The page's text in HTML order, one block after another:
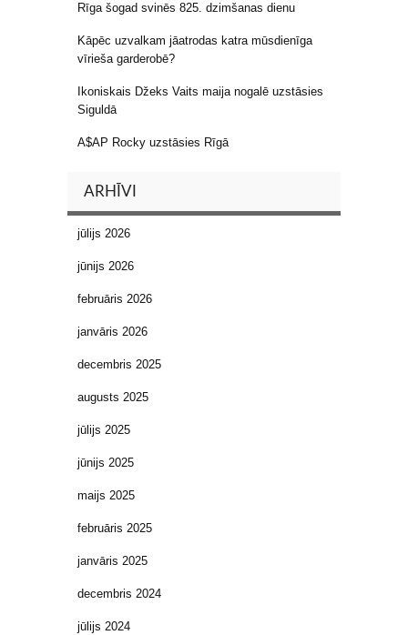
Rīga šogad svinēs 825. dzimšanas dienu
Kāpēc uzvalkam jāatrodas katra mūsdienīga
vīrieša garderobē?
Ikoniskais Džeks Vaits maija nogalē uzstāsies
Siguldā
A$AP Rocky uzstāsies Rīgā
ARHĪVI
jūlijs 2026
jūnijs 2026
februāris 2026
janvāris 2026
decembris 2025
augusts 2025
jūlijs 2025
jūnijs 2025
maijs 2025
februāris 2025
janvāris 2025
decembris 2024
jūlijs 2024